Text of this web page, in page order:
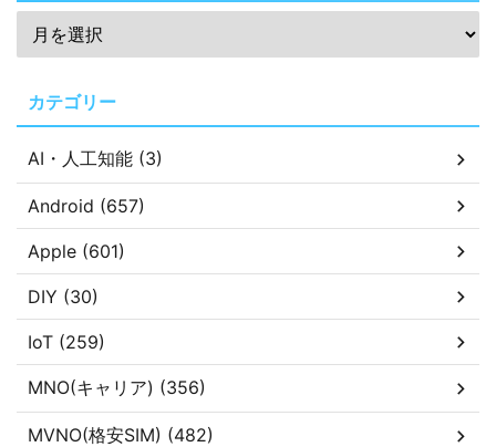
カテゴリー
AI・人工知能 (3)
Android (657)
Apple (601)
DIY (30)
IoT (259)
MNO(キャリア) (356)
MVNO(格安SIM) (482)